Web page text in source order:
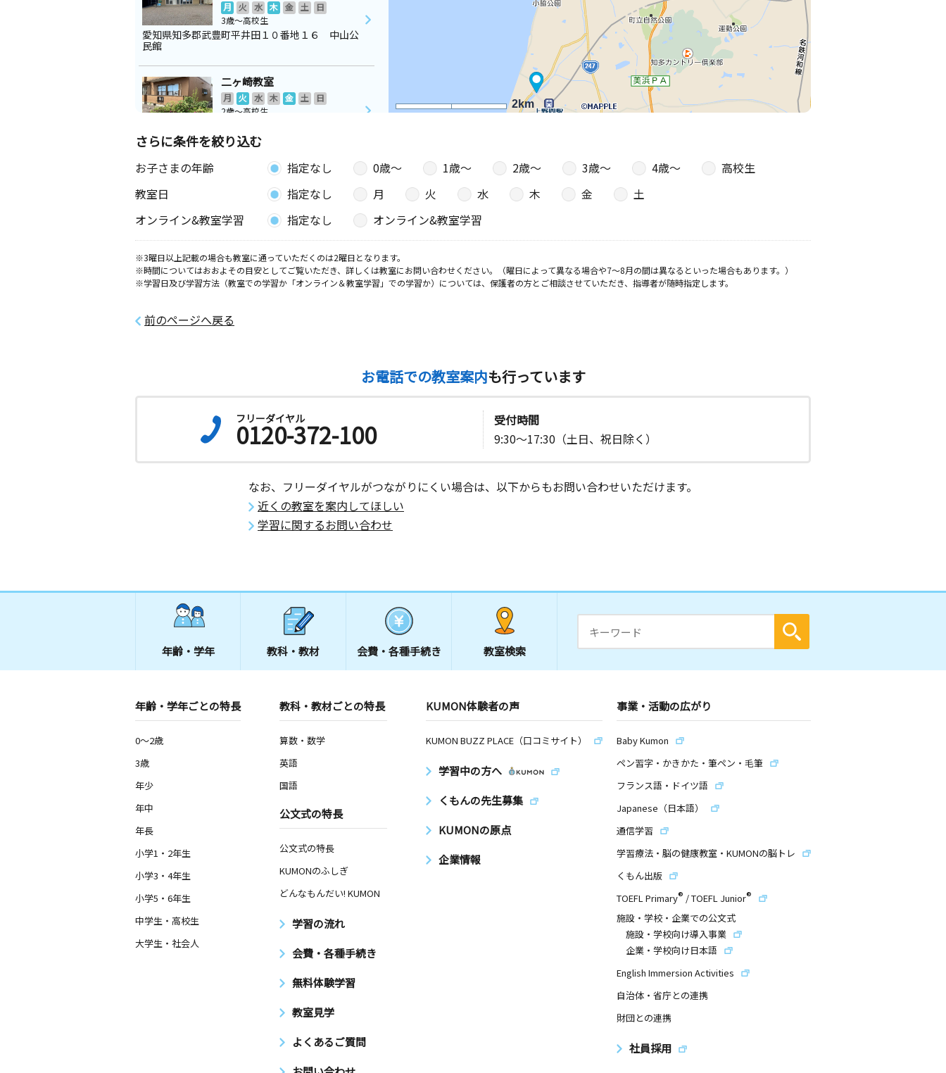
2km
月 火 水 木 金 土
日
3歳～高校生
愛知県知多郡武豊町平井田１０番地１６ 中山公
民館
二ヶ崎教室
月 火 水 木 金 土
日
2歳～高校生
ヶ崎１０３
さらに条件を絞り込む
お子さまの年齢 指定なし 0歳〜 1歳〜 2歳〜 3歳〜 4歳〜
高校生
教室日
指定なし 月 火 水 木 金
土
オンライン&教室学習
指定なし オンライン&教室学習
※3曜日以上記載の場合も教室に通っていただくのは2曜日となります。
※時間についてはおおよその目安としてご覧いただき、詳しくは教室にお問い合わせください。（曜日によって異なる場合や7～8月の間は異なるといった場合もあります。）
※学習日及び学習方法（教室での学習か「オンライン＆教室学習」での学習か）については、保護者の方とご相談させていただき、指導者が随時指定します。
前のページへ戻る
お電話での教室案内も行っています
フリーダイヤル
0120-372-100
受付時間
9:30～17:30（土日、祝日除く）
なお、フリーダイヤルがつながりにくい場合は、以下からもお問い合わせいただけます。
近くの教室を案内してほしい
学習に関するお問い合わせ
年齢・学年 教科・教材 会費・ 各種手続き 教室検索
年齢・学年ごとの特長
0～2歳
3歳
年少
年中
年長
小学1・2年生
小学3・4年生
小学5・6年生
中学生・高校生
大学生・社会人
教科・教材ごとの特長
算数・数学
英語
国語
公文式の特長
公文式の特長
KUMONのふしぎ
どんなもんだい! KUMON
学習の流れ
会費・各種手続き
無料体験学習
教室見学
よくあるご質問
KUMON体験者の声
KUMON BUZZ PLACE（口コミサイト）
学習中の方へ
くもんの先生募集
KUMONの原点
企業情報
事業・活動の広がり
Baby Kumon
ペン習字・かきかた・筆ペン・毛筆
フランス語・ドイツ語
Japanese（日本語）
通信学習
学習療法・脳の健康教室・KUMONの脳トレ
くもん出版
TOEFL Primary® /TOEFL Junior®
施設・学校・企業での公文式
施設・学校向け導入事業
企業・学校向け日本語
English Immersion Activities
自治体・省庁との連携
財団との連携
社員採用